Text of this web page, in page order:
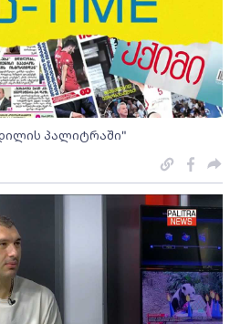
პალიტრაში"